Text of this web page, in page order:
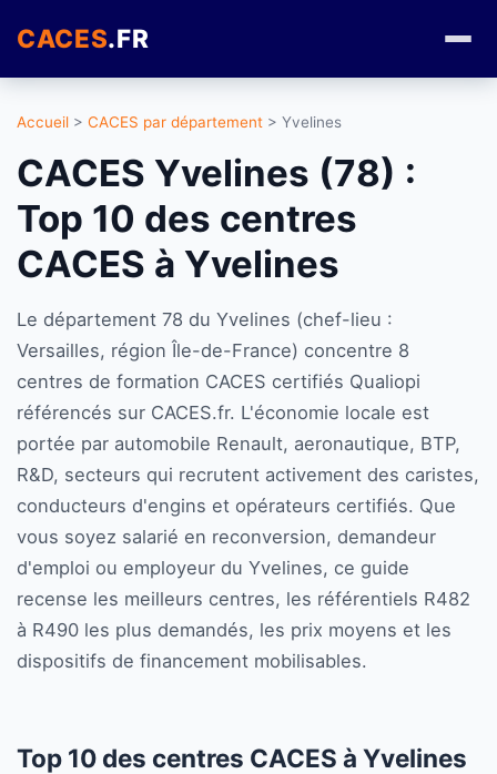
CACES.FR
Accueil > CACES par département > Yvelines
CACES Yvelines (78) :
Top 10 des centres
CACES à Yvelines
Le département 78 du Yvelines (chef-lieu :
Versailles, région Île-de-France) concentre 8
centres de formation CACES certifiés Qualiopi
référencés sur CACES.fr. L'économie locale est
portée par automobile Renault, aeronautique, BTP,
R&D, secteurs qui recrutent activement des caristes,
conducteurs d'engins et opérateurs certifiés. Que
vous soyez salarié en reconversion, demandeur
d'emploi ou employeur du Yvelines, ce guide
recense les meilleurs centres, les référentiels R482
à R490 les plus demandés, les prix moyens et les
dispositifs de financement mobilisables.
Top 10 des centres CACES à Yvelines